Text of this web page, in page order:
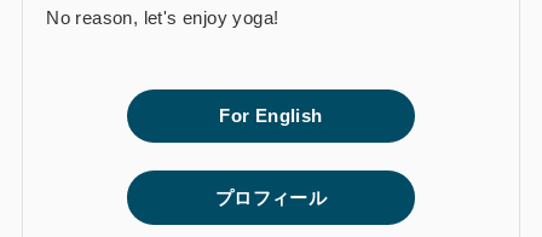
No reason, let's enjoy yoga!
For English
プロフィール